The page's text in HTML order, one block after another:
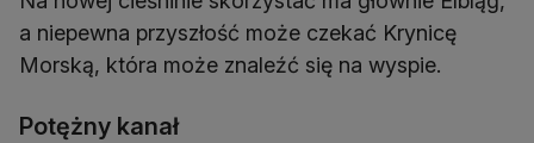
a niepewna przyszłość może czekać Krynicę
Morską, która może znaleźć się na wyspie.
Potężny kanał